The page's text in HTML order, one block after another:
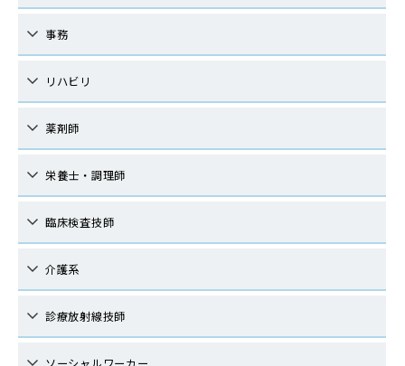
事務
リハビリ
薬剤師
栄養士・調理師
臨床検査技師
介護系
診療放射線技師